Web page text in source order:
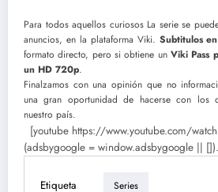
Para todos aquellos curiosos La serie se
anuncios, en la plataforma Viki. Subtitulos
formato directo, pero si obtiene un Viki Pass
un HD 720p.
Finalzamos con una opinión que no
una gran oportunidad de hacerse con los
nuestro país.
[youtube https://www.youtube.com/
(adsbygoogle = window.adsbygoogle ||
Etiqueta Series